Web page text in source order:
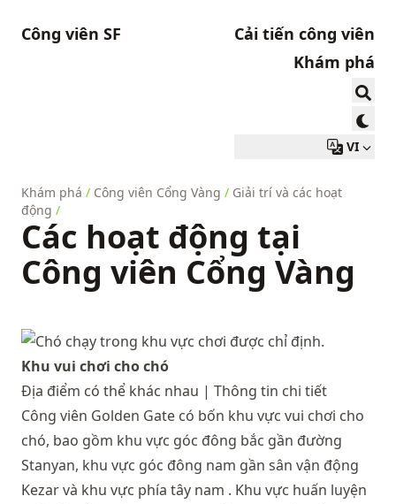
Công viên SF
Cải tiến công viên
Khám phá
VI
Khám phá / Công viên Cổng Vàng / Giải trí và các hoạt
động /
Các hoạt động tại
Công viên Cổng Vàng
Khu vui chơi cho chó
Địa điểm có thể khác nhau | Thông tin chi tiết
Công viên Golden Gate có bốn khu vực vui chơi cho
chó, bao gồm khu vực góc đông bắc gần đường
Stanyan, khu vực góc đông nam gần sân vận động
Kezar và khu vực phía tây nam . Khu vực huấn luyện